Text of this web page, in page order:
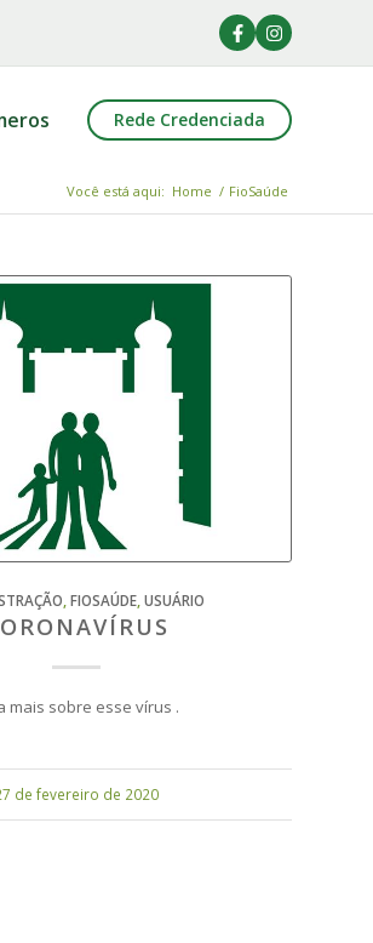
Rede Credenciada
Você está aqui: Home / FioSaúde
,FIOSAÚDE,USUÁRIO
mais sobre esse vírus .
de fevereiro de 2020